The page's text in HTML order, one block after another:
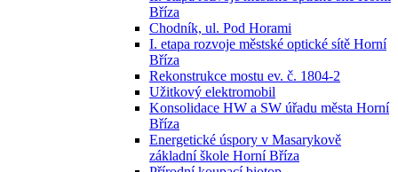
Bříza
Chodník, ul. Pod Horami
I. etapa rozvoje městské optické sítě Horní
Bříza
Rekonstrukce mostu ev. č. 1804-2
Užitkový elektromobil
Konsolidace HW a SW úřadu města Horní
Bříza
Energetické úspory v Masarykově
základní škole Horní Bříza